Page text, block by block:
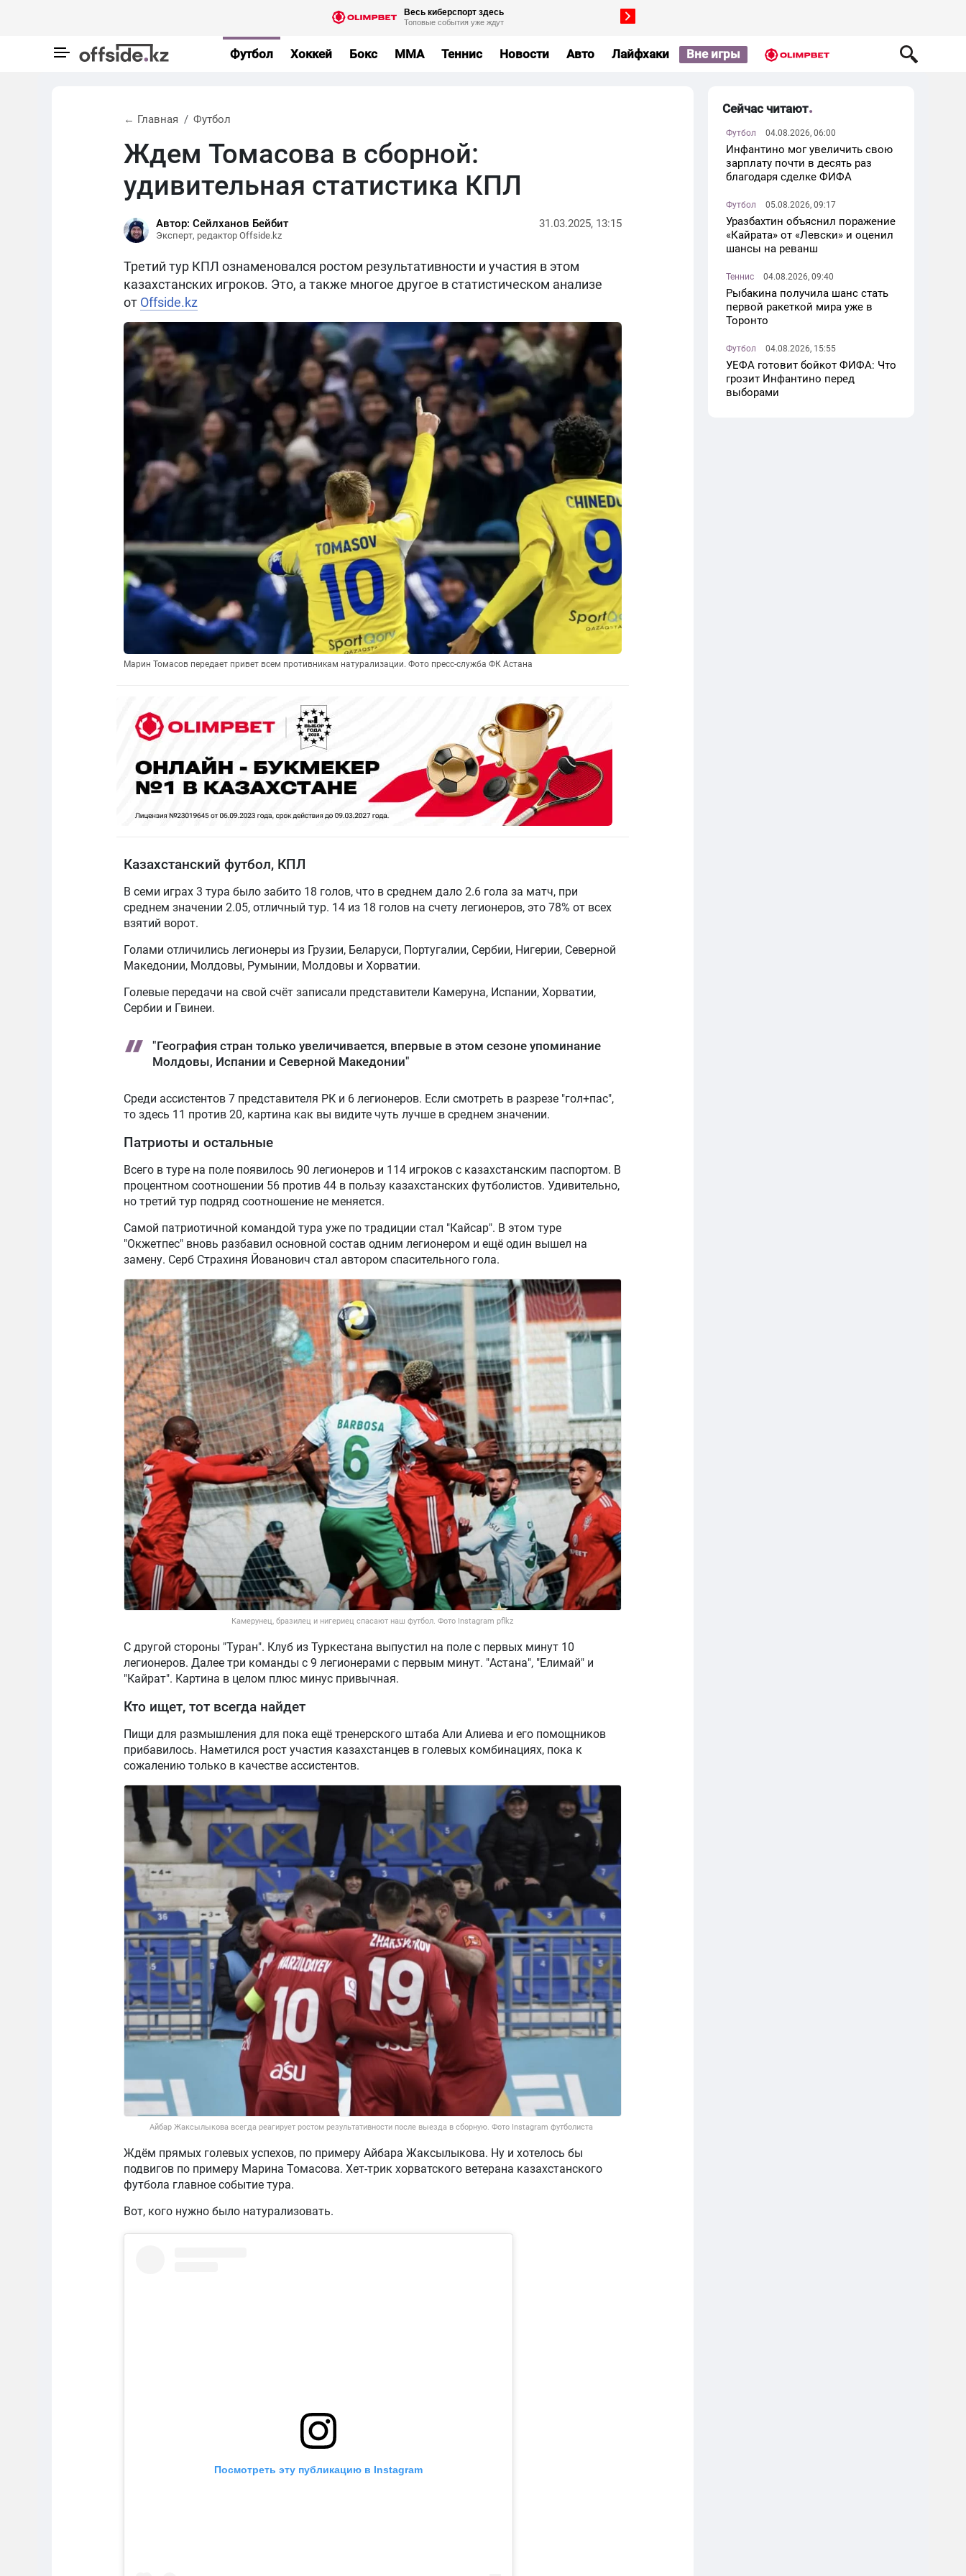
Футбол Хоккей Бокс MMA Теннис Новости Авто Лайфхаки Вне игры
← Главная Футбол
Ждем Томасова в сборной:
удивительная статистика КПЛ
Автор: Сейлханов Бейбит
Эксперт, редактор Offside.kz
31.03.2025, 13:15
Третий тур КПЛ ознаменовался ростом результативности и участия в этом
казахстанских игроков. Это, а также многое другое в статистическом анализе
от Offside.kz
Марин Томасов передает привет всем противникам натурализации. Фото пресс-служба ФК Астана
Казахстанский футбол, КПЛ
В семи играх 3 тура было забито 18 голов, что в среднем дало 2.6 гола за матч, при
среднем значении 2.05, отличный тур. 14 из 18 голов на счету легионеров, это 78% от всех
взятий ворот.
Голами отличились легионеры из Грузии, Беларуси, Португалии, Сербии, Нигерии, Северной
Македонии, Молдовы, Румынии, Молдовы и Хорватии.
Голевые передачи на свой счёт записали представители Камеруна, Испании, Хорватии,
Сербии и Гвинеи.
"География стран только увеличивается, впервые в этом сезоне упоминание
Молдовы, Испании и Северной Македонии"
Среди ассистентов 7 представителя РК и 6 легионеров. Если смотреть в разрезе "гол+пас",
то здесь 11 против 20, картина как вы видите чуть лучше в среднем значении.
Патриоты и остальные
Всего в туре на поле появилось 90 легионеров и 114 игроков с казахстанским паспортом. В
процентном соотношении 56 против 44 в пользу казахстанских футболистов. Удивительно,
но третий тур подряд соотношение не меняется.
Самой патриотичной командой тура уже по традиции стал "Кайсар". В этом туре
"Окжетпес" вновь разбавил основной состав одним легионером и ещё один вышел на
замену. Серб Страхиня Йованович стал автором спасительного гола.
Камерунец, бразилец и нигериец спасают наш футбол. Фото Instagram pflkz
С другой стороны "Туран". Клуб из Туркестана выпустил на поле с первых минут 10
легионеров. Далее три команды с 9 легионерами с первым минут. "Астана", "Елимай" и
"Кайрат". Картина в целом плюс минус привычная.
Кто ищет, тот всегда найдет
Пищи для размышления для пока ещё тренерского штаба Али Алиева и его помощников
прибавилось. Наметился рост участия казахстанцев в голевых комбинациях, пока к
сожалению только в качестве ассистентов.
Айбар Жаксылыкова всегда реагирует ростом результативности после выезда в сборную. Фото Instagram футболиста
Ждём прямых голевых успехов, по примеру Айбара Жаксылыкова. Ну и хотелось бы
подвигов по примеру Марина Томасова. Хет-трик хорватского ветерана казахстанского
футбола главное событие тура.
Вот, кого нужно было натурализовать.
Посмотреть эту публикацию в Instagram
Сейчас читают
Футбол 04.08.2026, 06:00
Инфантино мог увеличить свою
зарплату почти в десять раз
благодаря сделке ФИФА
Футбол 05.08.2026, 09:17
Уразбахтин объяснил поражение
«Кайрата» от «Левски» и оценил
шансы на реванш
Теннис 04.08.2026, 09:40
Рыбакина получила шанс стать
первой ракеткой мира уже в
Торонто
Футбол 04.08.2026, 15:55
УЕФА готовит бойкот ФИФА: Что
грозит Инфантино перед
выборами